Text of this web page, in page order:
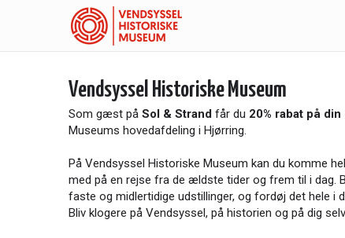
Vendsyssel Historiske Museum
Som gæst på Sol & Strand får du 20% rabat på din
Museums hovedafdeling i Hjørring.
På Vendsyssel Historiske Museum kan du komme
med på en rejse fra de ældste tider og frem til i dag.
faste og midlertidige udstillinger, og fordøj det hele i
Bliv klogere på Vendsyssel, på historien og på dig